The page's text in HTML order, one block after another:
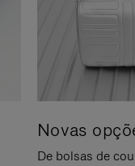
Novas
De bolsas de